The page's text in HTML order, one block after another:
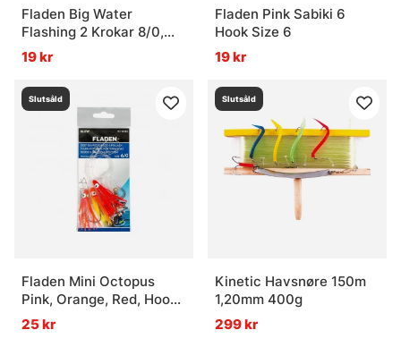
Fladen Big Water
Flashing 2 Krokar 8/0,
Blå
19 kr
Fladen Pink Sabiki 6
Hook Size 6
19 kr
Slutsåld
Fladen Mini Octopus
Pink, Orange, Red, Hook
Size 6/0
25 kr
Slutsåld
Kinetic Havsnøre 150m
1,20mm 400g
299 kr